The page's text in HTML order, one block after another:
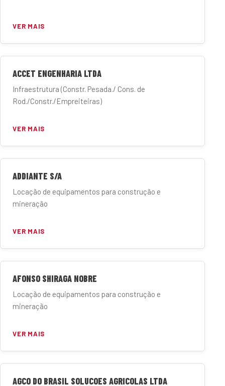
VER MAIS
ACCET ENGENHARIA LTDA
Infraestrutura (Constr. Pesada./ Cons. de
Rod./Constr./Empreiteiras)
VER MAIS
ADDIANTE S/A
Locação de equipamentos para construção e
mineração
VER MAIS
AFONSO SHIRAGA NOBRE
Locação de equipamentos para construção e
mineração
VER MAIS
AGCO DO BRASIL SOLUCOES AGRICOLAS LTDA